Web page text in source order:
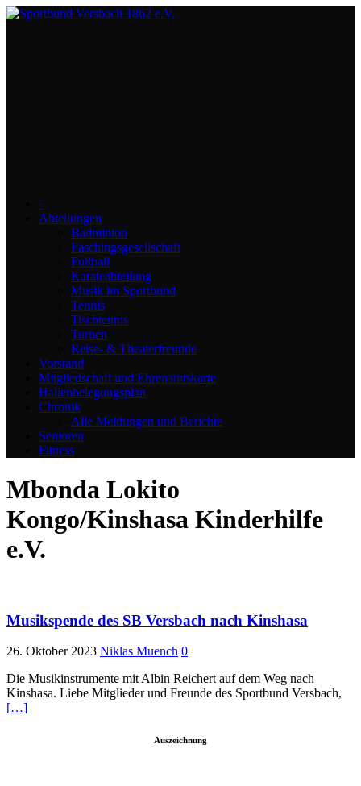
∙
Abteilungen
Badminton
Faschingsgesellschaft
Fußball
Karateabteilung
Musik im Sportbund
Tennis
Tischtennis
Turnen
Reise- & Theaterfreunde
Vorstand
Mitgliedschaft und Ehrenamtskarte
Hallenbelegungsplan
Chronik
Alle Meldungen und Berichte
Senioren
Fitness
Mbonda Lokito
Kongo/Kinshasa Kinderhilfe
e.V.
Musikspende des SB Versbach nach Kinshasa
26. Oktober 2023 Niklas Muench 0
Die Musikinstrumente mit Albin Reichert auf dem Weg nach
Kinshasa. Liebe Mitglieder und Freunde des Sportbund Versbach,
[…]
Auszeichnung